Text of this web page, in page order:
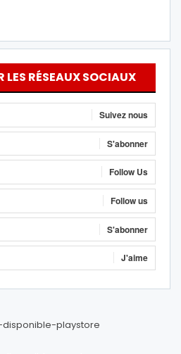
LES RÉSEAUX SOCIAUX
Suivez nous
S'abonner
Follow Us
Follow us
S'abonner
J'aime